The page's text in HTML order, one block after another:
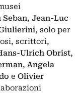
Seban, Jean-Luc
, solo per
scrittori,
Ulrich Obrist,
, Angela
e Olivier